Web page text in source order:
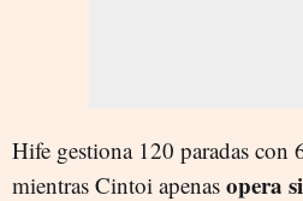
Hife gestiona 120 paradas con
mientras Cintoi apenas opera